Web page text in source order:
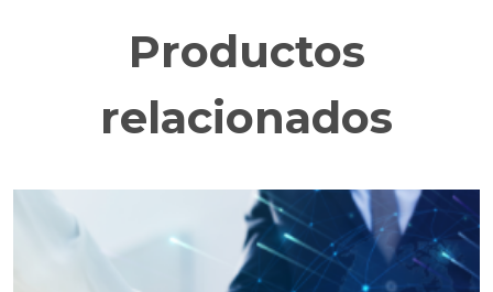
Productos
relacionados